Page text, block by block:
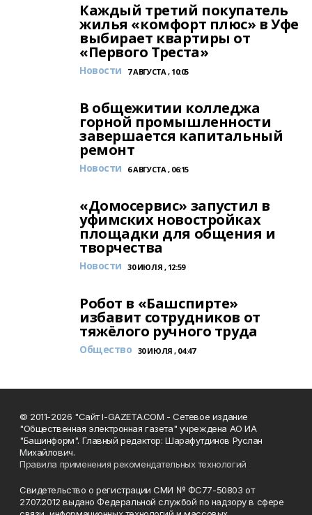
Каждый третий покупатель
жилья «комфорт плюс» в Уфе
выбирает квартиры от
«Первого Треста»
Новости 7 АВГУСТА , 10:05
В общежитии колледжа
горной промышленности
завершается капитальный
ремонт
Новости 6 АВГУСТА , 06:15
«Домосервис» запустил в
уфимских новостройках
площадки для общения и
творчества
Новости 30 ИЮЛЯ , 12:59
Робот в «Башспирте»
избавит сотрудников от
тяжёлого ручного труда
Общество 30 ИЮЛЯ , 04:47
© 2011-2026 "Сайт I-GAZETA.COM - Сетевое издание
"Общественная электронная газета" учреждена АО ИА
"Башинформ". Главный редактор: Шарафутдинов Руслан
Михайлович.
Правила применения рекомендательных технологий
Свидетельство о регистрации СМИ № ФС77-50803 от
27.07.2012 выдано Федеральной службой по надзору в сфере